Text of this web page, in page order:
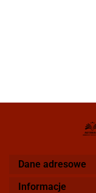
Dane adresowe
Informacje